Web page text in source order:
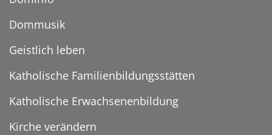
Dommusik
Geistlich leben
Katholische Familienbildungsstätten
Katholische Erwachsenenbildung
Kirche verändern